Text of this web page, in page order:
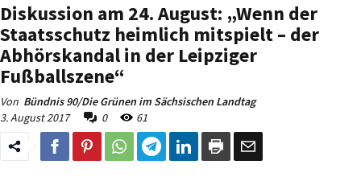
Diskussion am 24. August: „Wenn der
Staatsschutz heimlich mitspielt – der
Abhörskandal in der Leipziger
Fußballszene“
Von Bündnis 90/Die Grünen im Sächsischen Landtag
3. August 2017
0 61